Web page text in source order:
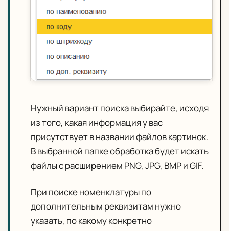
Нужный вариант поиска выбирайте, исходя
из того, какая информация у вас
присутствует в названии файлов картинок.
В выбранной папке обработка будет искать
файлы с расширением PNG, JPG, BMP и GIF.
При поиске номенклатуры по
дополнительным реквизитам нужно
указать, по какому конкретно